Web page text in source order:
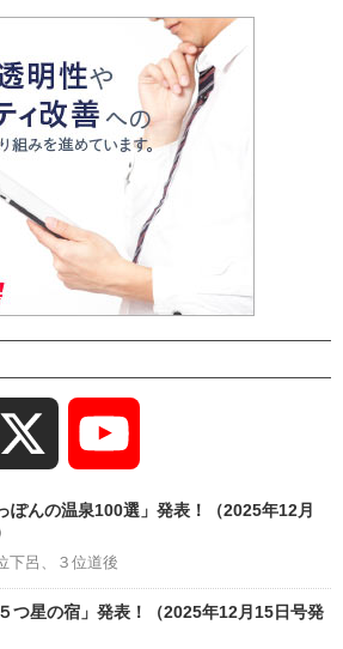
Channel
ぽんの温泉100選」発表！（2025年12月
下呂、３位道後
つ星の宿」発表！（2025年12月15日号発